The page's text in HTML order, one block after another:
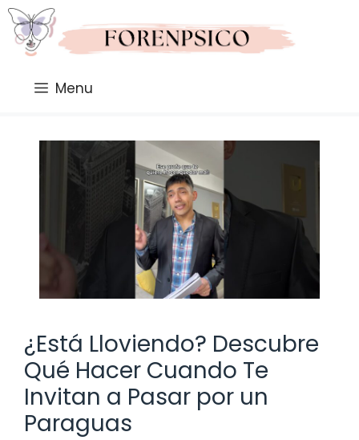
Saltar
al
contenido
Menu
¿Está Lloviendo? Descubre
Qué Hacer Cuando Te
Invitan a Pasar por un
Paraguas